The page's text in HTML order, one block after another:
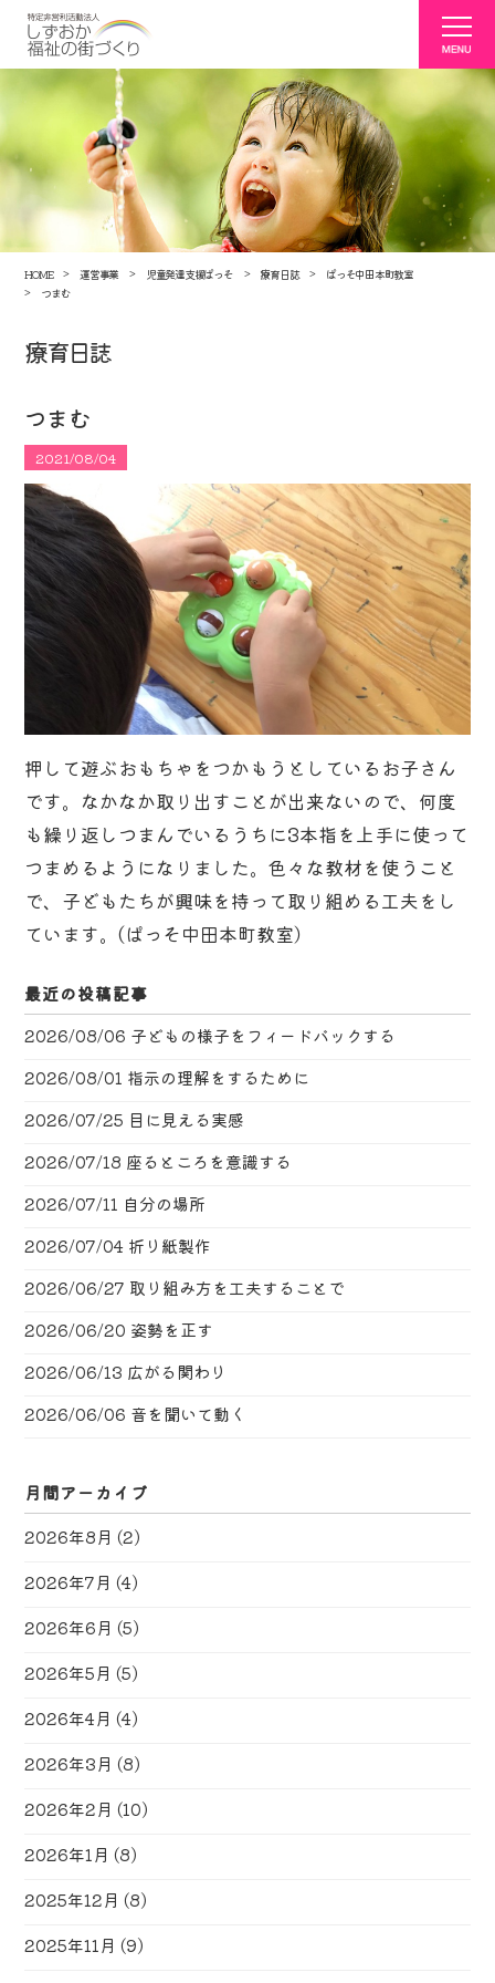
HOME 運営事業 児童発達支援ぱっそ 療育日誌
ぱっそ中田本町教室
つまむ
療育日誌
つまむ
2021/08/04
押して遊ぶおもちゃをつかもうとしているお子さん
です。なかなか取り出すことが出来ないので、何度
も繰り返しつまんでいるうちに3本指を上手に使って
つまめるようになりました。色々な教材を使うこと
で、子どもたちが興味を持って取り組める工夫をし
ています。(ぱっそ中田本町教室）
最近の投稿記事
2026/08/06 子どもの様子をフィードバックする
2026/08/01 指示の理解をするために
2026/07/25 目に見える実感
2026/07/18 座るところを意識する
2026/07/11 自分の場所
2026/07/04 折り紙製作
2026/06/27 取り組み方を工夫することで
2026/06/20 姿勢を正す
2026/06/13 広がる関わり
2026/06/06 音を聞いて動く
月間アーカイブ
2026年8月 (2)
2026年7月 (4)
2026年6月 (5)
2026年5月 (5)
2026年4月 (4)
2026年3月 (8)
2026年2月 (10)
2026年1月 (8)
2025年12月 (8)
2025年11月 (9)